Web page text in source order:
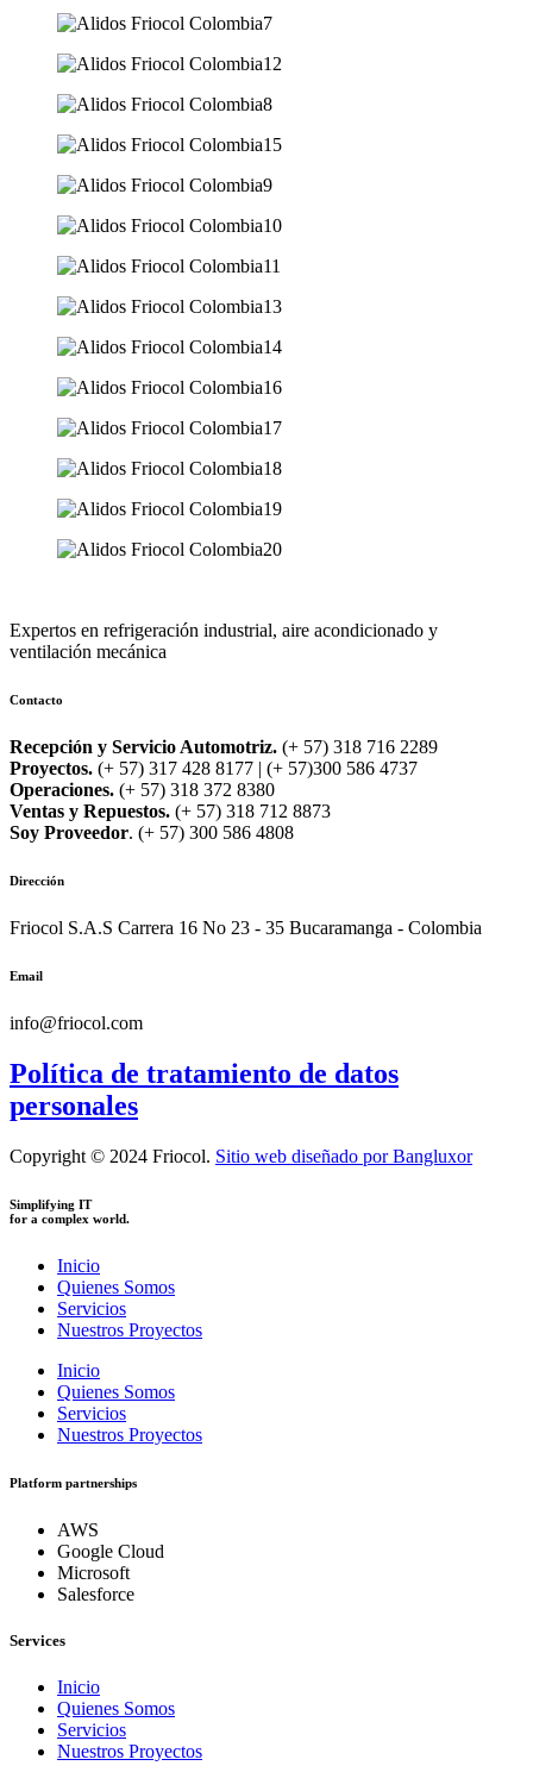
Expertos en refrigeración industrial, aire acondicionado y
ventilación mecánica
Contacto
Recepción y Servicio Automotriz. (+ 57) 318 716 2289
Proyectos. (+ 57) 317 428 8177 | (+ 57)300 586 4737
Operaciones. (+ 57) 318 372 8380
Ventas y Repuestos. (+ 57) 318 712 8873
Soy Proveedor. (+ 57) 300 586 4808
Dirección
Friocol S.A.S Carrera 16 No 23 - 35 Bucaramanga - Colombia
Email
info@friocol.com
Política de tratamiento de datos
personales
Copyright © 2024 Friocol. Sitio web diseñado por Bangluxor
Simplifying IT
for a complex world.
Inicio
Quienes Somos
Servicios
Nuestros Proyectos
Inicio
Quienes Somos
Servicios
Nuestros Proyectos
Platform partnerships
AWS
Google Cloud
Microsoft
Salesforce
Services
Inicio
Quienes Somos
Servicios
Nuestros Proyectos